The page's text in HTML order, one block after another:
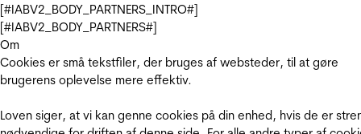
[#IABV2_BODY_PARTNERS_INTRO#]
[#IABV2_BODY_PARTNERS#]
Om
Cookies er små tekstfiler, der bruges af websteder, til at gøre
brugerens oplevelse mere effektiv.
Loven siger, at vi kan genne cookies på din enhed, hvis de er